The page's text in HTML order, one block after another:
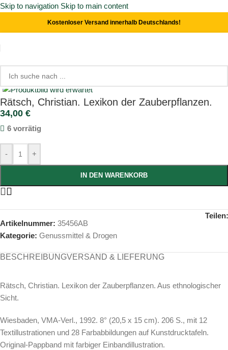
Skip to navigation Skip to main content
Kostenloser Versand innerhalb Deutschlands!
Start/ Genussmittel & Drogen
Click to enlarge
Rätsch, Christian. Lexikon der Zauberpflanzen.
34,00 €
6 vorrätig
- +
IN DEN WARENKORB
Artikelnummer: 35456AB
Kategorie: Genussmittel & Drogen
Teilen:
BESCHREIBUNGVERSAND & LIEFERUNG
Rätsch, Christian. Lexikon der Zauberpflanzen. Aus ethnologischer
Sicht.
Wiesbaden, VMA-Verl., 1992. 8° (20,5 x 15 cm). 206 S., mit 12
Textillustrationen und 28 Farbabbildungen auf Kunstdrucktafeln.
Original-Pappband mit farbiger Einbandillustration.